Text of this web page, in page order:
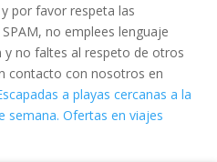
y por favor respeta las
no emplees lenguaje
y no faltes al respeto de otros
contacto con nosotros en
a playas cercanas a la
semana. Ofertas en viajes